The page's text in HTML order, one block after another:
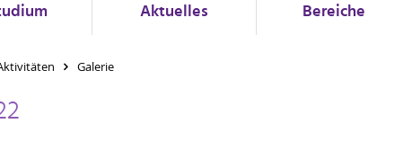
Aktuelles Bereiche
Galerie